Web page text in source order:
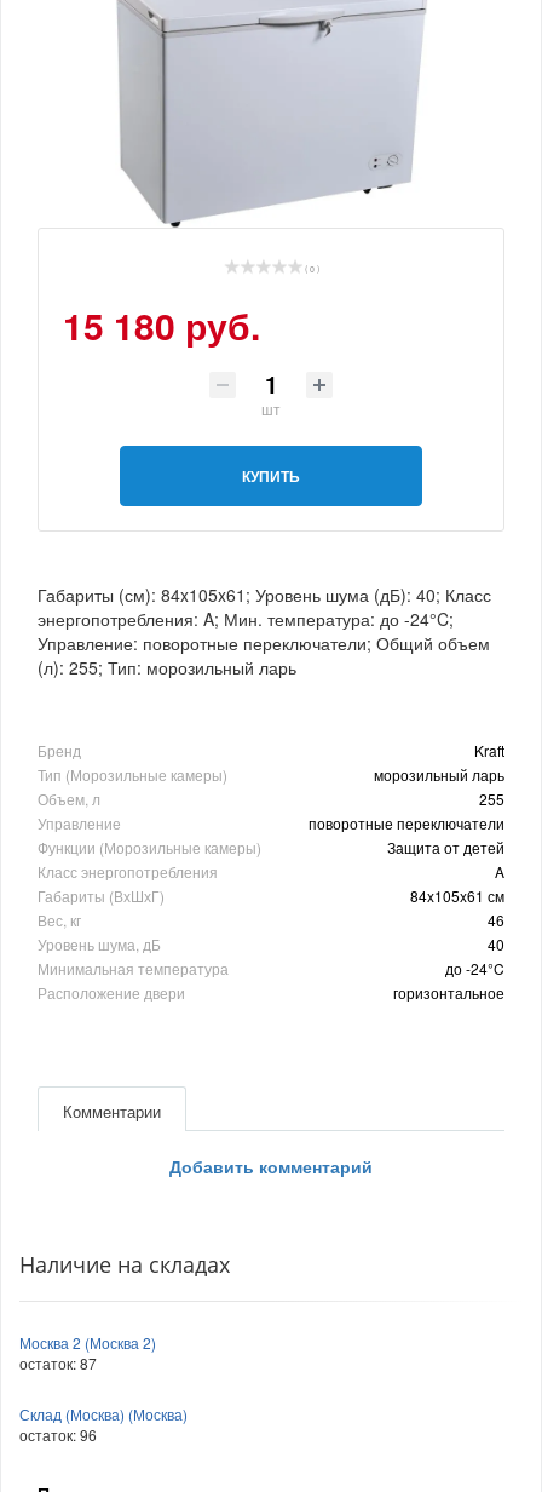
( 0 )
15 180 руб.
шт
КУПИТЬ
Габариты (см): 84x105x61; Уровень шума (дБ): 40; Класс
энергопотребления: A; Мин. температура: до -24°C;
Управление: поворотные переключатели; Общий объем
(л): 255; Тип: морозильный ларь
Бренд
Kraft
Тип (Морозильные камеры)
морозильный ларь
Объем, л
255
Управление
поворотные переключатели
Функции (Морозильные камеры)
Защита от детей
Класс энергопотребления
A
Габариты (ВхШхГ)
84x105x61 см
Вес, кг
46
Уровень шума, дБ
40
Минимальная температура
до -24°C
Расположение двери
горизонтальное
Комментарии
Добавить комментарий
Наличие на складах
Москва 2 (Москва 2)
остаток:87
Склад (Москва) (Москва)
остаток:96